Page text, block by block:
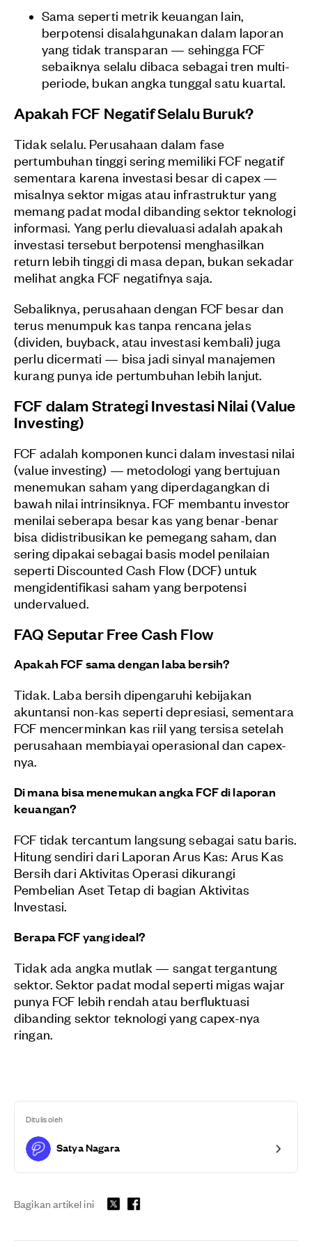
Sama seperti metrik keuangan lain,
berpotensi disalahgunakan dalam laporan
yang tidak transparan — sehingga FCF
sebaiknya selalu dibaca sebagai tren multi-
periode, bukan angka tunggal satu kuartal.
Apakah FCF Negatif Selalu Buruk?
Tidak selalu. Perusahaan dalam fase
pertumbuhan tinggi sering memiliki FCF negatif
sementara karena investasi besar di capex —
misalnya sektor migas atau infrastruktur yang
memang padat modal dibanding sektor teknologi
informasi. Yang perlu dievaluasi adalah apakah
investasi tersebut berpotensi menghasilkan
return lebih tinggi di masa depan, bukan sekadar
melihat angka FCF negatifnya saja.
Sebaliknya, perusahaan dengan FCF besar dan
terus menumpuk kas tanpa rencana jelas
(dividen, buyback, atau investasi kembali) juga
perlu dicermati — bisa jadi sinyal manajemen
kurang punya ide pertumbuhan lebih lanjut.
FCF dalam Strategi Investasi Nilai (Value
Investing)
FCF adalah komponen kunci dalam investasi nilai
(value investing) — metodologi yang bertujuan
menemukan saham yang diperdagangkan di
bawah nilai intrinsiknya. FCF membantu investor
menilai seberapa besar kas yang benar-benar
bisa didistribusikan ke pemegang saham, dan
sering dipakai sebagai basis model penilaian
seperti Discounted Cash Flow (DCF) untuk
mengidentifikasi saham yang berpotensi
undervalued.
FAQ Seputar Free Cash Flow
Apakah FCF sama dengan laba bersih?
Tidak. Laba bersih dipengaruhi kebijakan
akuntansi non-kas seperti depresiasi, sementara
FCF mencerminkan kas riil yang tersisa setelah
perusahaan membiayai operasional dan capex-
nya.
Di mana bisa menemukan angka FCF di laporan
keuangan?
FCF tidak tercantum langsung sebagai satu baris.
Hitung sendiri dari Laporan Arus Kas: Arus Kas
Bersih dari Aktivitas Operasi dikurangi
Pembelian Aset Tetap di bagian Aktivitas
Investasi.
Berapa FCF yang ideal?
Tidak ada angka mutlak — sangat tergantung
sektor. Sektor padat modal seperti migas wajar
punya FCF lebih rendah atau berfluktuasi
dibanding sektor teknologi yang capex-nya
ringan.
Ditulis oleh
Satya Nagara
Bagikan artikel ini